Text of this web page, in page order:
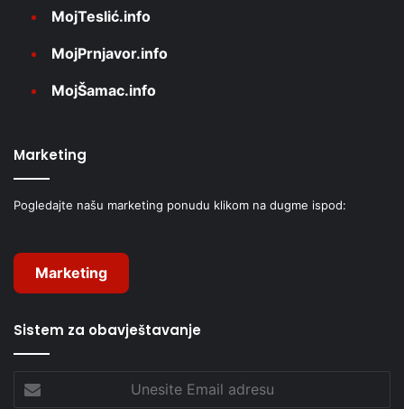
MojTeslić.info
MojPrnjavor.info
MojŠamac.info
Marketing
Pogledajte našu marketing ponudu klikom na dugme ispod:
Marketing
Sistem za obavještavanje
Email